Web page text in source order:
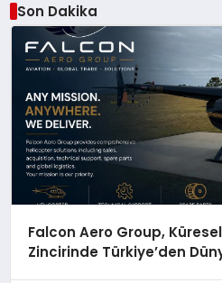
Son Dakika
Falcon Aero Group,
Zincirinde Türkiye’den